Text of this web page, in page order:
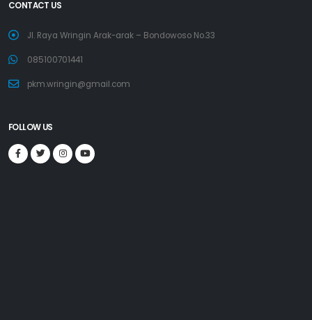
CONTACT US
Jl. Raya Wringin Arak-arak – Bondowoso No.33
085100701441
pkm.wringin@gmail.com
FOLLOW US